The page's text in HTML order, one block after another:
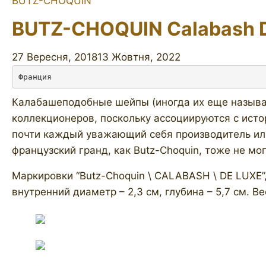
BUTZ-CHOQUIN Calabash
27 Вересня, 201813 Жовтня, 2022
Франция
Калабашеподобные шейпы (иногда их еще
коллекционеров, поскольку ассоциируются с
почти каждый уважающий себя производитель
французский гранд, как Butz-Choquin, тоже не
Маркировки “Butz-Choquin \ CALABASH \ DE
внутренний диаметр – 2,3 см, глубина – 5,7 см.